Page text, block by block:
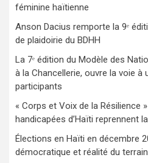
féminine haïtienne
Anson Dacius remporte la 9ᵉ
de plaidoirie du BDHH
La 7ᵉ édition du Modèle des
à la Chancellerie, ouvre la voie à
participants
« Corps et Voix de la Résilience
handicapées d’Haïti reprennent
Élections en Haïti en décembre
démocratique et réalité du terrain